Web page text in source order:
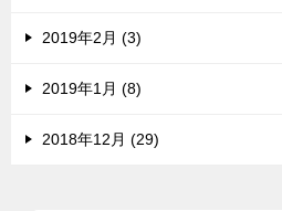
2019年2月 (3)
2019年1月 (8)
2018年12月 (29)